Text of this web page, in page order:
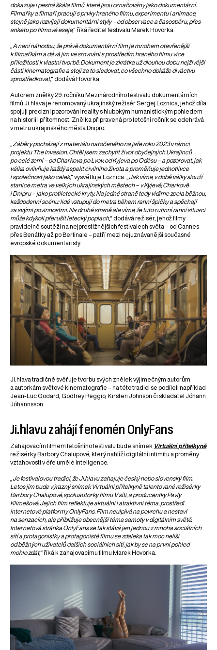
dokazuje i pestrá škála filmů, které jsou označovány jako dokumentární.
Filmařky a filmaři pracují s prvky hraného filmu, experimentu i animace,
stejně jako rozvíjejí dokumentární styly – od observace a časosběru, přes
anketu po filmové eseje,“ říká ředitel festivalu Marek Hovorka.
A není náhodou, že právě dokumentární film je mnohem otevřenější
k filmařkám a dává jim ve srovnání s prostředím hraného filmu více
příležitostí k vlastní tvorbě. Dokument je zkrátka už dlouhou dobu nejživější
částí kinematografie a stojí za to sledovat, co všechno dokáže diváctvu
zprostředkovat,“ dodává Hovorka.
Autorem znělky 29. ročníku Mezinárodního festivalu dokumentárních
filmů Ji.hlava je renomovaný ukrajinský režisér Sergej Loznica, jehož díla
spojují precizní pozorování reality s hlubokým humanistickým pohledem
na historii i přítomnost. Znělka připravená pro letošní ročník se odehrává
v metru ukrajinského města Dnipro.
Záběry pocházejí z materiálu natočeného na jaře roku 2023 v rámci
projektu The Invasion. Chtěl jsem zachytit život obyčejných Ukrajinců
po celé zemi – od Charkova po Lvov, od Kyjeva po Oděsu – a pozorovat, jak
válka ovlivňuje každý aspekt civilního života a proměňuje jednotlivce
i společnost jako celek,“ vysvětluje Loznica. „ Jak víme, v době války slouží
stanice metra ve velkých ukrajinských městech – v Kyjevě, Charkově
i Dnipru – jako protiletecké kryty. Na jedné straně tedy vidíme zcela běžnou,
každodenní scénu: lidé vstupují do metra během ranní špičky a spěchají
za svými povinnostmi. Na druhé straně ale víme, že tuto rutinní ranní situaci
může kdykoli přerušit letecký poplach,“ dodává režisér, jehož filmy
pravidelně soutěží na nejprestižnějších festivalech světa – od Cannes
přes Benátky až po Berlinale – patří mezi nejuznávanější současné
evropské dokumentaristy.
Ji.hlava tradičně svěřuje tvorbu svých znělek výjimečným autorům
a autorkám světové kinematografie – na této tradici se podíleli například
Jean-Luc Godard, Godfrey Reggio, Kirsten Johnson či skladatel Jóhann
Jóhannsson.
Ji.hlavu zahájí fenomén OnlyFans
Zahajovacím filmem letošního festivalu bude snímek Virtuální přítelkyně
režisérky Barbory Chalupové, který nahlíží digitální intimitu a proměny
vztahovosti v éře umělé inteligence.
Je festivalovou tradicí, že Ji.hlavu zahajuje český nebo slovenský film.
Letos jím bude výrazný snímek Virtuální přítelkyně talentované režisérky
Barbory Chalupové, spoluautorky filmu V síti, a producentky Pavly
Klimešové. Jejich film reflektuje aktuální i atraktivní téma, prostředí
internetové platformy OnlyFans. Film neulpívá na povrchu a nestaví
na senzacích, ale přibližuje obecnější téma samoty v digitálním světě.
Internetová stránka OnlyFans se tak stává jen jednou z mnoha sociálních
sítí a protagonistky a protagonisté filmu se zdaleka tak moc neliší
od běžných uživatelů dalších sociálních sítí, jak by se na první pohled
mohlo zdát,“ říká k zahajovacímu filmu Marek Hovorka.